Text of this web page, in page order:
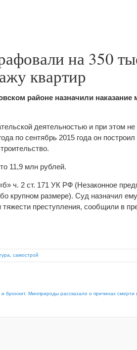
на 350
квартир
районе назначили
деятельностью и при этом не
по сентябрь 2015 года он
11,9 млн рублей.
ч. 2 ст. 171 УК РФ (Незаконное
крупном размере). Суд назначил
преступления, сообщили в
самострой
бронхит. Минприроды рассказало о причинах